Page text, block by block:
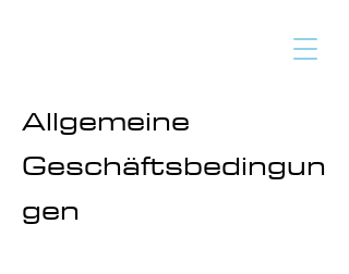
Allgemeine
Geschäftsbedingun
gen